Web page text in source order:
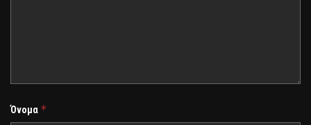
Όνομα *